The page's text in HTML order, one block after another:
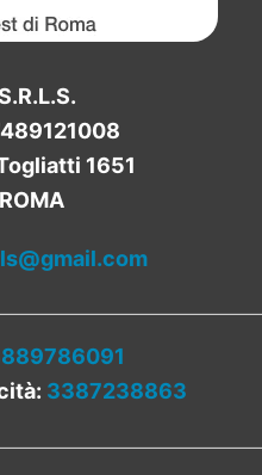
1651
3387238863